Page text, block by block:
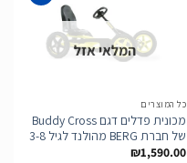
המלאי אזל
כל המוצרים
מכונית פדלים דגם Buddy Cross
של חברת BERG מהולנד לגיל 3-8
₪1,590.00